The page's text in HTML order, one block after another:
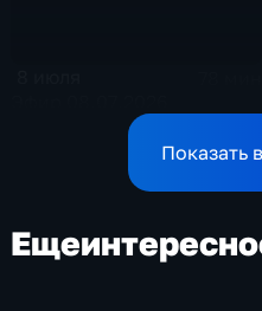
Показать
Еще